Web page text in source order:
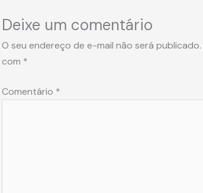
Deixe um comentário
O seu endereço de e-mail não será publicado.
com *
Comentário *